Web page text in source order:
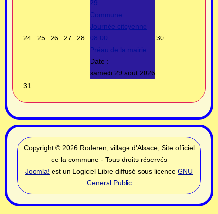
24 25 26 27 28
29
Commune
Journée citoyenne
08:00
Préau de la mairie
Date :
samedi 29 août 2026
30
31
Copyright © 2026 Roderen, village d'Alsace, Site officiel
de la commune - Tous droits réservés
Joomla! est un Logiciel Libre diffusé sous licence GNU
General Public